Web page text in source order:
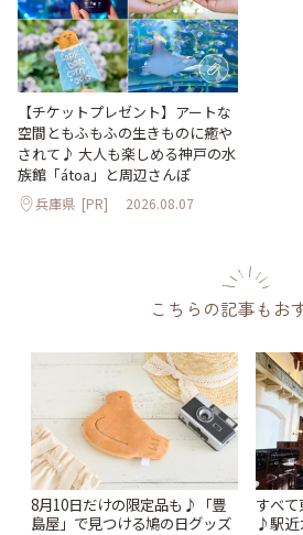
【チケットプレゼント】アートな
空間ともふもふの生きものに癒や
されて♪ 大人も楽しめる神戸の水
族館「átoa」と周辺さんぽ
兵庫県 [PR] 2026.08.07
こちらの記事もお
8月10日だけの限定品も♪「豊
島屋」で見つける鳩の日グッズ
すべ
♪駅近